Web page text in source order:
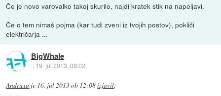
Če je novo varovalko takoj skurilo, najdi kratek stik na napeljavi.
Če o tem nimaš pojma (kar tudi zveni iz tvojih postov), pokliči
električarja ...
BigWhale
:: 19. jul 2013, 08:02
Andruxa je 16. jul 2013 ob 12:08izjavil: